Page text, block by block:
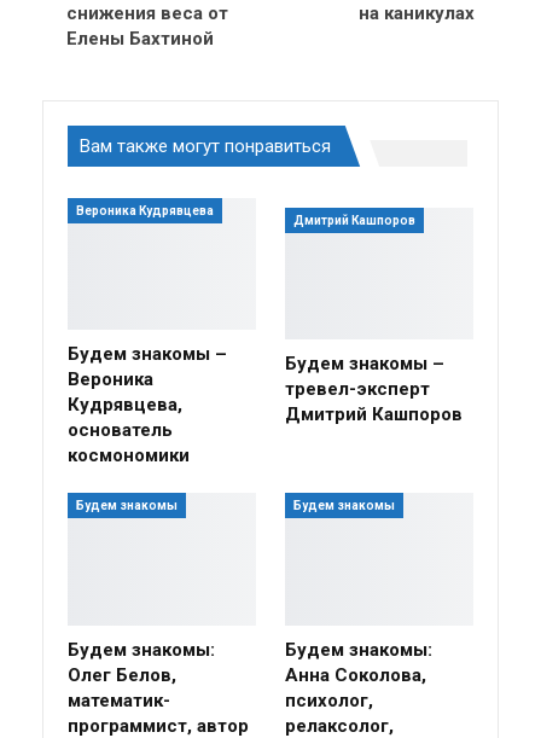
снижения веса от
Елены Бахтиной
на каникулах
Вам также могут понравиться
Вероника Кудрявцева
Будем знакомы –
Вероника
Кудрявцева,
основатель
космономики
Дмитрий Кашпоров
Будем знакомы –
тревел-эксперт
Дмитрий Кашпоров
Будем знакомы
Будем знакомы:
Олег Белов,
математик-
программист, автор
Будем знакомы
Будем знакомы:
Анна Соколова,
психолог,
релаксолог,